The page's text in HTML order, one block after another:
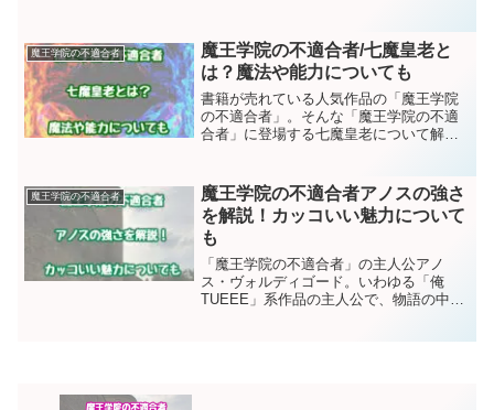
ーシャの正体や強さを解説します。また
ツンデレヒロイン・サー...
魔王学院の不適合者
魔王学院の不適合者/七魔皇老と
は？魔法や能力についても
書籍が売れている人気作品の「魔王学院
の不適合者」。そんな「魔王学院の不適
合者」に登場する七魔皇老について解説
在として君臨。しかし、全員2000年前に
記憶を消されたのです...
魔王学院の不適合者
魔王学院の不適合者アノスの強さ
を解説！カッコいい魅力について
も
「魔王学院の不適合者」の主人公アノ
ス・ヴォルディゴード。いわゆる「俺
TUEEE」系作品の主人公で、物語の中で